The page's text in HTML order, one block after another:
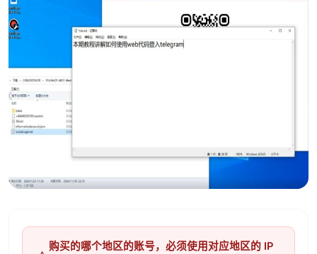
购买的哪个地区的账号，必须使用对应地区的 IP